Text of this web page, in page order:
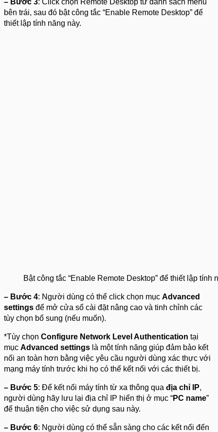
bên trái, sau đó bật công tắc “Enable Remote Desktop” để
thiết lập tính năng này.
Bật công tắc “Enable Remote Desktop” để thiết lập tính
– Bước 4: Người dùng có thể click chọn mục Advanced
settings để mở cửa sổ cài đặt nâng cao và tinh chỉnh các
tùy chọn bổ sung (nếu muốn).
*Tùy chọn Configure Network Level Authentication tại
mục Advanced settings là một tính năng giúp đảm bảo kết
nối an toàn hơn bằng việc yêu cầu người dùng xác thực với
mạng máy tính trước khi họ có thể kết nối với các thiết bị.
– Bước 5: Để kết nối máy tính từ xa thông qua địa chỉ IP,
người dùng hãy lưu lại địa chỉ IP hiển thị ở mục “PC name”
để thuận tiện cho việc sử dụng sau này.
– Bước 6: Người dùng có thể sẵn sàng cho các kết nối đến